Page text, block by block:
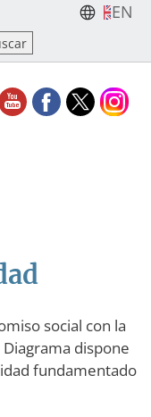
EN
social con la
dispone
fundamentado